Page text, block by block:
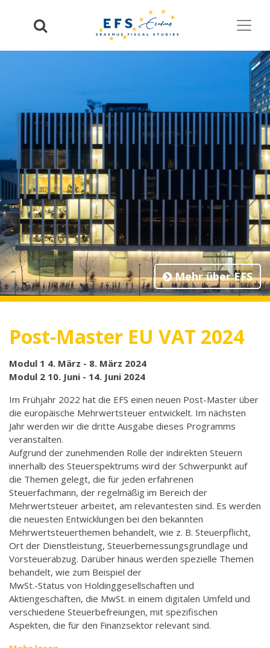
Mehr über EFS
Post-Master EU VAT 2024
Modul 1 4. März - 8. März 2024
Modul 2 10. Juni - 14. Juni 2024
Im Frühjahr 2022 hat die EFS einen neuen Post-Master über
die europäische Mehrwertsteuer entwickelt. Im nächsten
Jahr werden wir die dritte Ausgabe dieses Programms
veranstalten.
Aufgrund der zunehmenden Rolle der indirekten Steuern
innerhalb des Steuerspektrums wird der Schwerpunkt auf
die Themen gelegt, die für jeden erfahrenen
Steuerfachmann, der regelmäßig im Bereich der
Mehrwertsteuer arbeitet, am relevantesten sind. Es werden
die neuesten Entwicklungen bei den bekannten
Mehrwertsteuerthemen behandelt, wie z. B. Steuerpflicht,
Ort der Dienstleistung, Steuerbemessungsgrundlage und
Vorsteuerabzug. Darüber hinaus werden spezielle Themen
behandelt, wie zum Beispiel der
MwSt.-Status von Holdinggesellschaften und
Aktiengeschäften, die MwSt. in einem digitalen Umfeld und
verschiedene Steuerbefreiungen, mit spezifischen
Aspekten, die für den Finanzsektor relevant sind.